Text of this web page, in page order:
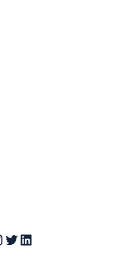
Twitter
LinkedIn